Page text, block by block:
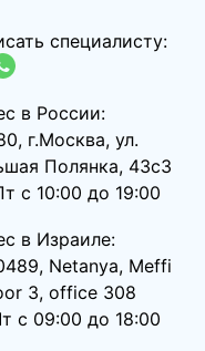
специалисту:
в России:
г.Москва, ул.
Полянка, 43с3
с 10:00 до 19:00
в Израиле:
Netanya, Meffi
3, office 308
с 09:00 до 18:00